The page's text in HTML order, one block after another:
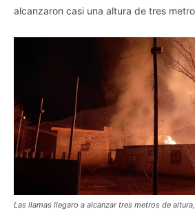
alcanzaron casi una altura de tres
Las llamas llegaro a alcanzar tres metros de